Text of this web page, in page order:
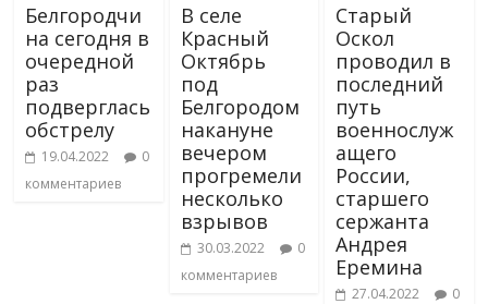
Белгородчи
на сегодня в
очередной
раз
подверглась
обстрелу
19.04.2022
0
комментариев
В селе
Красный
Октябрь
под
Белгородом
накануне
вечером
прогремели
несколько
взрывов
30.03.2022
0
комментариев
Старый
Оскол
проводил в
последний
путь
военнослуж
ащего
России,
старшего
сержанта
Андрея
Еремина
27.04.2022
0